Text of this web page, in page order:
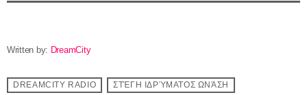
12:00 - 17:00
Written by: DreamCity
DREAMCITY RADIO ΣΤΈΓΗ ΙΔΡΎΜΑΤΟΣ ΩΝΆΣΗ